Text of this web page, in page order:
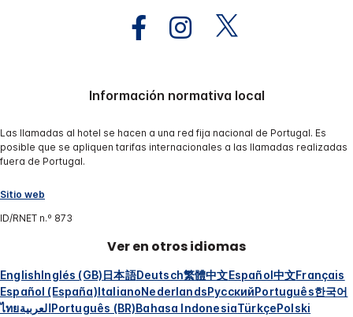
Información normativa local
Las llamadas al hotel se hacen a una red fija nacional de Portugal. Es
posible que se apliquen tarifas internacionales a las llamadas realizadas
fuera de Portugal.
Sitio web
ID/RNET n.º 873
Ver en otros idiomas
EnglishInglés (GB)日本語Deutsch繁體中文Español中文Français
Español (España)ItalianoNederlandsРусскийPortuguês한국어
ไทยالعربيةPortuguês (BR)Bahasa IndonesiaTürkçePolski